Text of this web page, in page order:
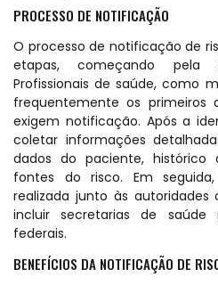
PROCESSO DE NOTIFICAÇÃO
O processo de notificação de
etapas, começando pela
Profissionais de saúde, como
frequentemente os primeiros
exigem notificação. Após a
coletar informações
dados do paciente, histórico
fontes do risco. Em
realizada junto às
incluir secretarias de saúde
federais.
BENEFÍCIOS DA NOTIFICAÇÃO DE